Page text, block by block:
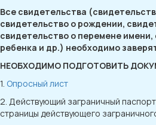
Все свидетельства
свидетельство о рождении,
свидетельство о перемене имени,
ребенка и др.) необходимо
НЕОБХОДИМО ПОДГОТОВИТЬ
1. Опросный лист
2. Действующий заграничный
страницы действующего